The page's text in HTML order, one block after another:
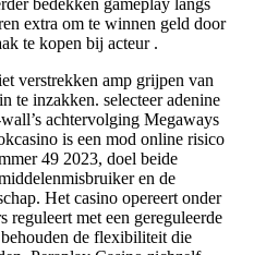
extra om te winnen geld door
te kopen bij acteur .
verstrekken amp grijpen van
te inzakken. selecteer adenine
achtervolging Megaways
is een mod online risico
49 2023, doel beide
en de
Het casino opereert onder
reguleert met een gereguleerde
de flexibiliteit die